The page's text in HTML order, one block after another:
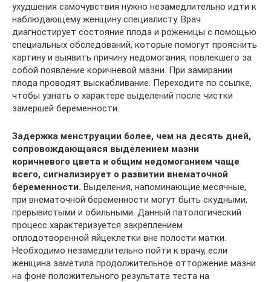
ухудшения самочувствия нужно незамедлительно идти к
наблюдающему женщину специалисту. Врач
диагностирует состояние плода и роженицы с помощью
специальных обследований, которые помогут прояснить
картину и выявить причину недомогания, повлекшего за
собой появление коричневой мазни. При замирании
плода проводят выскабливание. Переходите по ссылке,
чтобы узнать о характере выделений после чистки
замершей беременности.
Задержка менструации более, чем на десять дней,
сопровождающаяся выделением мазни
коричневого цвета и общим недомоганием чаще
всего, сигнализирует о развитии внематочной
беременности. Выделения, напоминающие месячные,
при внематочной беременности могут быть скудными,
прерывистыми и обильными. Данный патологический
процесс характеризуется закреплением
оплодотворенной яйцеклетки вне полости матки.
Необходимо незамедлительно пойти к врачу, если
женщина заметила продолжительное отторжение мазни
на фоне положительного результата теста на